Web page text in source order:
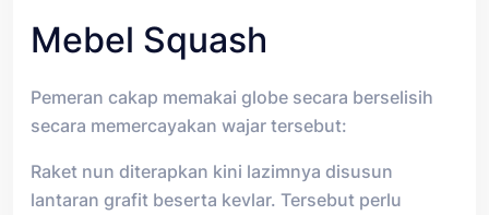
Mebel Squash
Pemeran cakap memakai globe secara berselisih
secara memercayakan wajar tersebut:
Raket nun diterapkan kini lazimnya disusun
lantaran grafit beserta kevlar. Tersebut perlu